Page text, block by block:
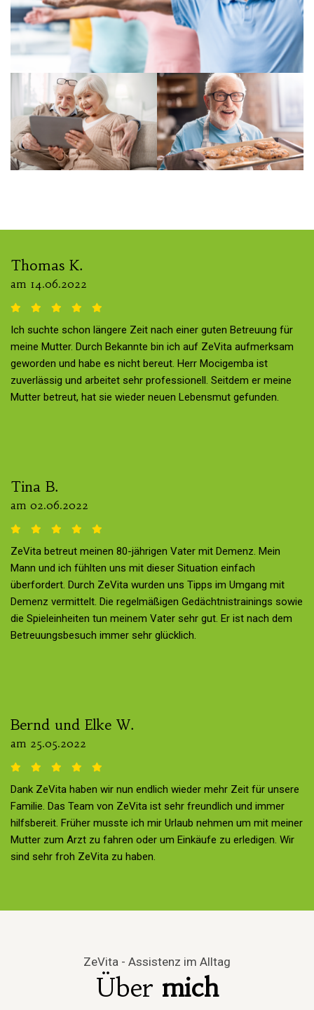
Gedächtnistraining
Thomas K.
am 14.06.2022
Ich suchte schon längere Zeit nach einer guten Betreuung für
meine Mutter. Durch Bekannte bin ich auf ZeVita aufmerksam
geworden und habe es nicht bereut. Herr Mocigemba ist
zuverlässig und arbeitet sehr professionell. Seitdem er meine
Mutter betreut, hat sie wieder neuen Lebensmut gefunden.
Tina B.
am 02.06.2022
ZeVita betreut meinen 80-jährigen Vater mit Demenz. Mein
Mann und ich fühlten uns mit dieser Situation einfach
überfordert. Durch ZeVita wurden uns Tipps im Umgang mit
Demenz vermittelt. Die regelmäßigen Gedächtnistrainings sowie
die Spieleinheiten tun meinem Vater sehr gut. Er ist nach dem
Betreuungsbesuch immer sehr glücklich.
Bernd und Elke W.
am 25.05.2022
Dank ZeVita haben wir nun endlich wieder mehr Zeit für unsere
Familie. Das Team von ZeVita ist sehr freundlich und immer
hilfsbereit. Früher musste ich mir Urlaub nehmen um mit meiner
Mutter zum Arzt zu fahren oder um Einkäufe zu erledigen. Wir
sind sehr froh ZeVita zu haben.
ZeVita - Assistenz im Alltag
Über mich